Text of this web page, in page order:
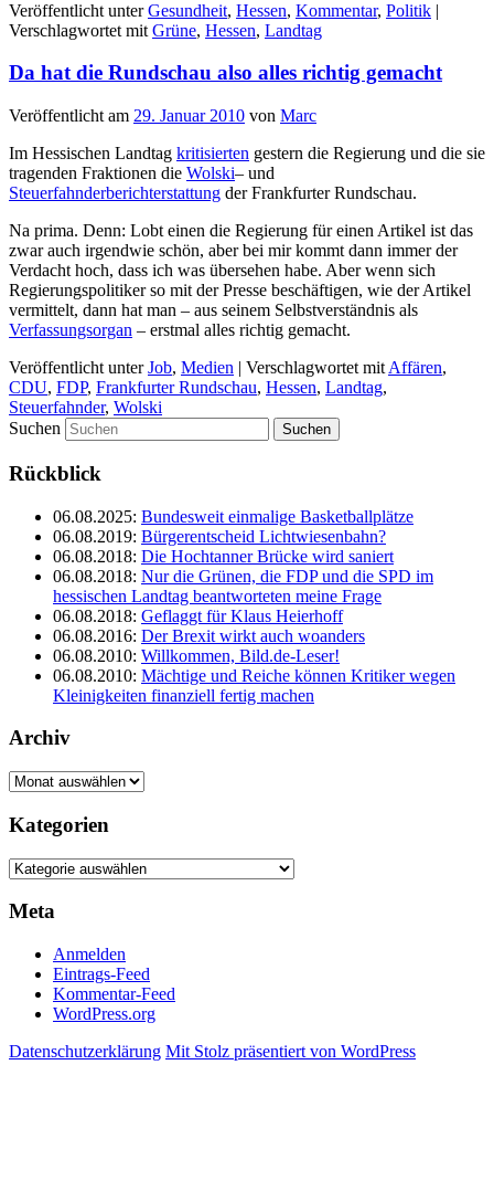
Veröffentlicht unter Gesundheit, Hessen, Kommentar, Politik |
Verschlagwortet mit Grüne, Hessen, Landtag
Da hat die Rundschau also alles richtig gemacht
Veröffentlicht am 29. Januar 2010 von Marc
Im Hessischen Landtag kritisierten gestern die Regierung und die sie
tragenden Fraktionen die Wolski– und
Steuerfahnderberichterstattung der Frankfurter Rundschau.
Na prima. Denn: Lobt einen die Regierung für einen Artikel ist das
zwar auch irgendwie schön, aber bei mir kommt dann immer der
Verdacht hoch, dass ich was übersehen habe. Aber wenn sich
Regierungspolitiker so mit der Presse beschäftigen, wie der Artikel
vermittelt, dann hat man – aus seinem Selbstverständnis als
Verfassungsorgan – erstmal alles richtig gemacht.
Veröffentlicht unter Job, Medien | Verschlagwortet mit Affären,
CDU, FDP, Frankfurter Rundschau, Hessen, Landtag,
Steuerfahnder, Wolski
Suchen
Rückblick
06.08.2025: Bundesweit einmalige Basketballplätze
06.08.2019: Bürgerentscheid Lichtwiesenbahn?
06.08.2018: Die Hochtanner Brücke wird saniert
06.08.2018: Nur die Grünen, die FDP und die SPD im
hessischen Landtag beantworteten meine Frage
06.08.2018: Geflaggt für Klaus Heierhoff
06.08.2016: Der Brexit wirkt auch woanders
06.08.2010: Willkommen, Bild.de-Leser!
06.08.2010: Mächtige und Reiche können Kritiker wegen
Kleinigkeiten finanziell fertig machen
Archiv
Archiv
Kategorien
Kategorien
Meta
Anmelden
Eintrags-Feed
Kommentar-Feed
WordPress.org
Datenschutzerklärung Mit Stolz präsentiert von WordPress